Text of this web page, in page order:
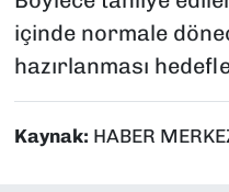
içinde normale
hazırlanması
Kaynak: HABER